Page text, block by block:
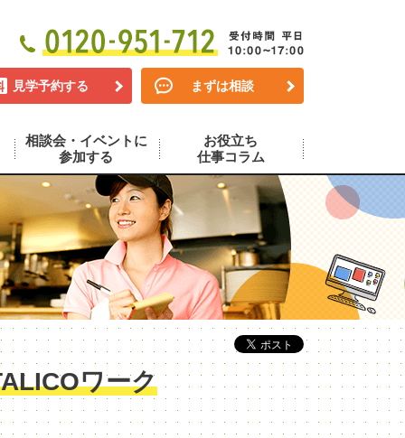
見学予約する まずは相談
相談会・イベントに
参加する
お役立ち
仕事コラム
ワーク